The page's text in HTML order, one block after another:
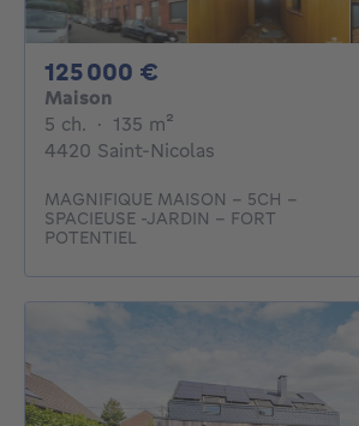
125 000 €
Maison
5 ch. 5 chambres
· 135 m²
4420 Saint-Nicolas
MAGNIFIQUE MAISON - 5CH -
SPACIEUSE -JARDIN - FORT
POTENTIEL